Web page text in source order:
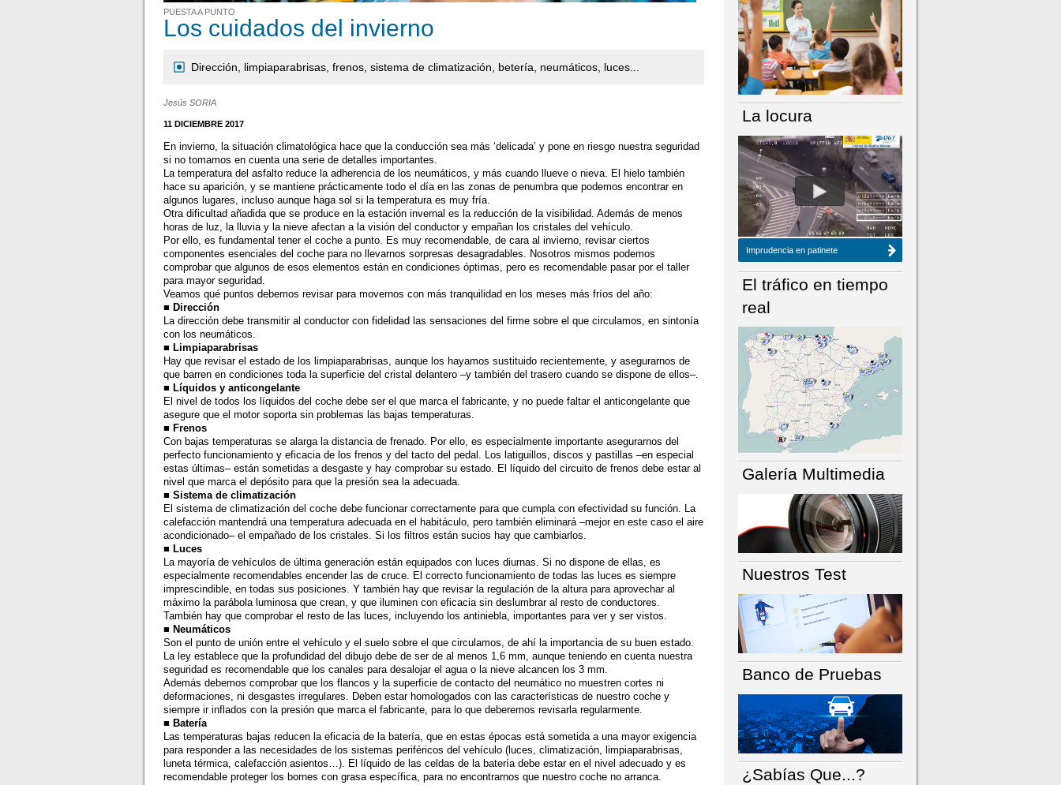
PUESTA A PUNTO
Los cuidados del invierno
Dirección, limpiaparabrisas, frenos, sistema de climatización, betería, neumáticos, luces...
Jesús SORIA
11 DICIEMBRE 2017
En invierno, la situación climatológica hace que la conducción sea más ‘delicada’ y pone en riesgo nuestra seguridad
si no tomamos en cuenta una serie de detalles importantes.
La temperatura del asfalto reduce la adherencia de los neumáticos, y más cuando llueve o nieva. El hielo también
hace su aparición, y se mantiene prácticamente todo el día en las zonas de penumbra que podemos encontrar en
algunos lugares, incluso aunque haga sol si la temperatura es muy fría.
Otra dificultad añadida que se produce en la estación invernal es la reducción de la visibilidad. Además de menos
horas de luz, la lluvia y la nieve afectan a la visión del conductor y empañan los cristales del vehículo.
Por ello, es fundamental tener el coche a punto. Es muy recomendable, de cara al invierno, revisar ciertos
componentes esenciales del coche para no llevarnos sorpresas desagradables. Nosotros mismos podemos
comprobar que algunos de esos elementos están en condiciones óptimas, pero es recomendable pasar por el taller
para mayor seguridad.
Veamos qué puntos debemos revisar para movernos con más tranquilidad en los meses más fríos del año:
■ Dirección
La dirección debe transmitir al conductor con fidelidad las sensaciones del firme sobre el que circulamos, en sintonía
con los neumáticos.
■ Limpiaparabrisas
Hay que revisar el estado de los limpiaparabrisas, aunque los hayamos sustituido recientemente, y asegurarnos de
que barren en condiciones toda la superficie del cristal delantero –y también del trasero cuando se dispone de ellos–.
■ Líquidos y anticongelante
El nivel de todos los líquidos del coche debe ser el que marca el fabricante, y no puede faltar el anticongelante que
asegure que el motor soporta sin problemas las bajas temperaturas.
■ Frenos
Con bajas temperaturas se alarga la distancia de frenado. Por ello, es especialmente importante asegurarnos del
perfecto funcionamiento y eficacia de los frenos y del tacto del pedal. Los latiguillos, discos y pastillas –en especial
estas últimas– están sometidas a desgaste y hay comprobar su estado. El líquido del circuito de frenos debe estar al
nivel que marca el depósito para que la presión sea la adecuada.
■ Sistema de climatización
El sistema de climatización del coche debe funcionar correctamente para que cumpla con efectividad su función. La
calefacción mantendrá una temperatura adecuada en el habitáculo, pero también eliminará –mejor en este caso el aire
acondicionado– el empañado de los cristales. Si los filtros están sucios hay que cambiarlos.
■ Luces
La mayoría de vehículos de última generación están equipados con luces diurnas. Si no dispone de ellas, es
especialmente recomendables encender las de cruce. El correcto funcionamiento de todas las luces es siempre
imprescindible, en todas sus posiciones. Y también hay que revisar la regulación de la altura para aprovechar al
máximo la parábola luminosa que crean, y que iluminen con eficacia sin deslumbrar al resto de conductores.
También hay que comprobar el resto de las luces, incluyendo los antiniebla, importantes para ver y ser vistos.
■ Neumáticos
Son el punto de unión entre el vehículo y el suelo sobre el que circulamos, de ahí la importancia de su buen estado.
La ley establece que la profundidad del dibujo debe de ser de al menos 1,6 mm, aunque teniendo en cuenta nuestra
seguridad es recomendable que los canales para desalojar el agua o la nieve alcancen los 3 mm.
Además debemos comprobar que los flancos y la superficie de contacto del neumático no muestren cortes ni
deformaciones, ni desgastes irregulares. Deben estar homologados con las características de nuestro coche y
siempre ir inflados con la presión que marca el fabricante, para lo que deberemos revisarla regularmente.
■ Batería
Las temperaturas bajas reducen la eficacia de la batería, que en estas épocas está sometida a una mayor exigencia
para responder a las necesidades de los sistemas periféricos del vehículo (luces, climatización, limpiaparabrisas,
luneta térmica, calefacción asientos…). El líquido de las celdas de la batería debe estar en el nivel adecuado y es
recomendable proteger los bornes con grasa específica, para no encontrarnos que nuestro coche no arranca.
NÚMERO ACTUAL HEMEROTECA
La locura
Imprudencia en patinete
El tráfico en tiempo
real
Galería Multimedia
Nuestros Test
Banco de Pruebas
¿Sabías Que...?